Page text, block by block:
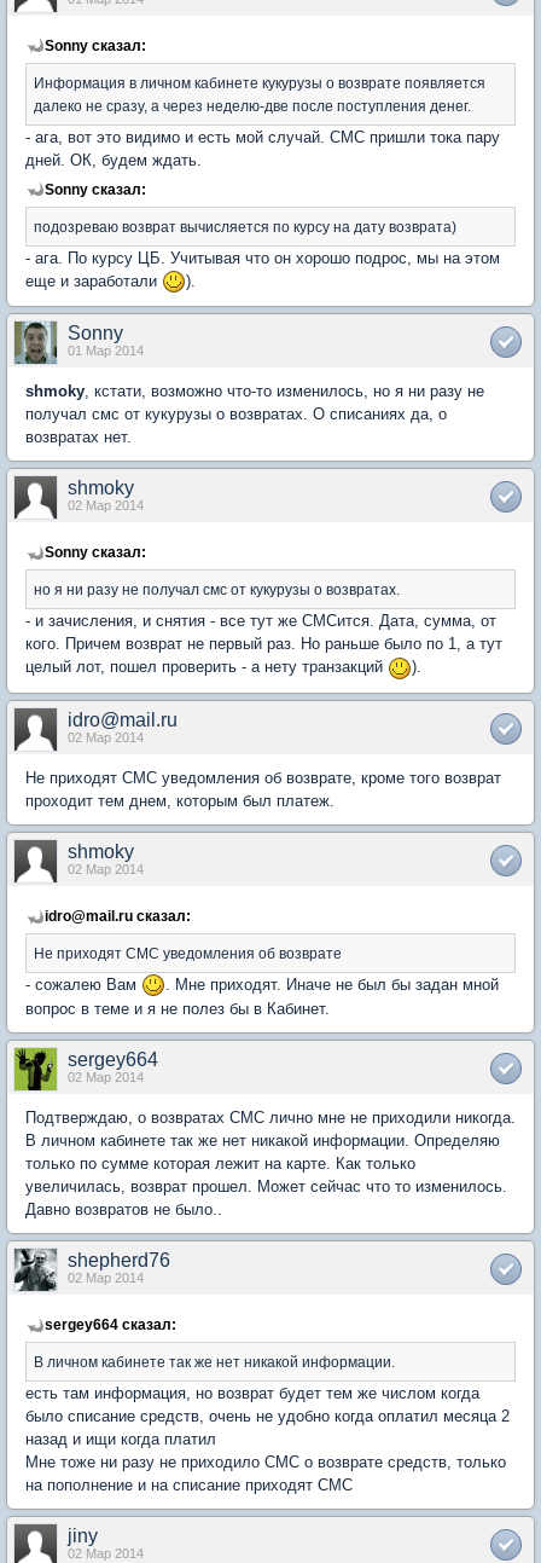
Sonny сказал:
Информация в личном кабинете кукурузы о возврате появляется
далеко не сразу, а через неделю-две после поступления денег.
- ага, вот это видимо и есть мой случай. СМС пришли тока пару
дней. ОК, будем ждать.
Sonny сказал:
подозреваю возврат вычисляется по курсу на дату возврата)
- ага. По курсу ЦБ. Учитывая что он хорошо подрос, мы на этом
еще и заработали
).
Sonny
01 Мар 2014
shmoky, кстати, возможно что-то изменилось, но я ни разу не
получал смс от кукурузы о возвратах. О списаниях да, о
возвратах нет.
shmoky
02 Мар 2014
Sonny сказал:
но я ни разу не получал смс от кукурузы о возвратах.
- и зачисления, и снятия - все тут же СМСится. Дата, сумма, от
кого. Причем возврат не первый раз. Но раньше было по 1, а тут
целый лот, пошел проверить - а нету транзакций
).
idro@mail.ru
02 Мар 2014
Не приходят СМС уведомления об возврате, кроме того возврат
проходит тем днем, которым был платеж.
shmoky
02 Мар 2014
idro@mail.ru сказал:
Не приходят СМС уведомления об возврате
- сожалею Вам
. Мне приходят. Иначе не был бы задан мной
вопрос в теме и я не полез бы в Кабинет.
sergey664
02 Мар 2014
Подтверждаю, о возвратах СМС лично мне не приходили никогда.
В личном кабинете так же нет никакой информации. Определяю
только по сумме которая лежит на карте. Как только
увеличилась, возврат прошел. Может сейчас что то изменилось.
Давно возвратов не было..
shepherd76
02 Мар 2014
sergey664 сказал:
В личном кабинете так же нет никакой информации.
есть там информация, но возврат будет тем же числом когда
было списание средств, очень не удобно когда оплатил месяца 2
назад и ищи когда платил
Мне тоже ни разу не приходило СМС о возврате средств, только
на пополнение и на списание приходят СМС
jiny
02 Мар 2014